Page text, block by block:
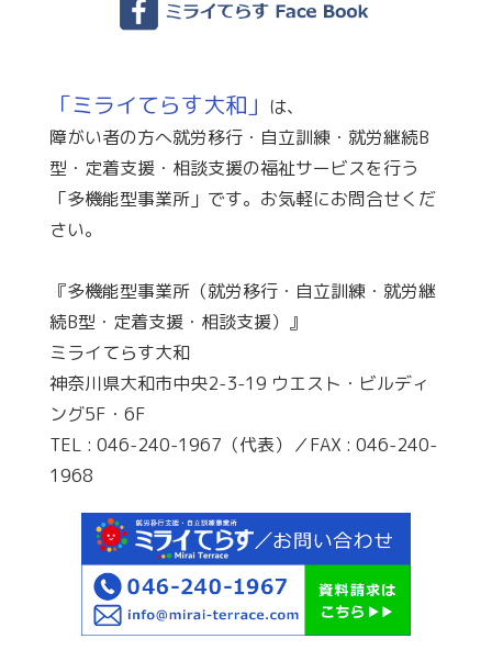
「ミライてらす大和」 は、
障がい者の方へ就労移行・自立訓練・就労継続B
型・定着支援・相談支援の福祉サービスを行う
「多機能型事業所」です。お気軽にお問合せくだ
さい。
『多機能型事業所（就労移行・自立訓練・就労継
続B型・定着支援・相談支援）』
ミライてらす大和
神奈川県大和市中央2-3-19 ウエスト・ビルディ
ング5F・6F
TEL : 046-240-1967（代表）／FAX : 046-240-
1968